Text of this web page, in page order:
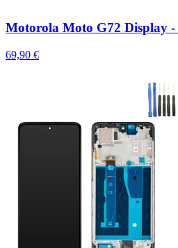
Motorola Moto G72 Display -
69,90 €